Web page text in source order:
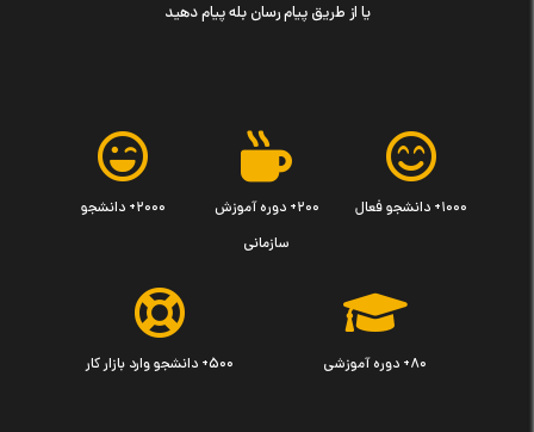
یا از طریق پیام رسان بله پیام دهید
۱۰۰۰+ دانشجو فعال
۲۰۰+ دوره آموزش
سازمانی
۲۰۰۰+ دانشجو
۸۰+ دوره آموزشی ۵۰۰+ دانشجو وارد بازار کار